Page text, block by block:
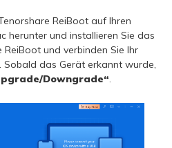
ReiBoot auf Ihren
herunter und installieren Sie das
ReiBoot und verbinden Sie Ihr
Sobald das Gerät erkannt wurde,
Downgrade“